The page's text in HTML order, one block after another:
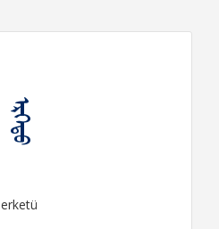
ᠡᠷᠬᠡᠲᠦ
erketü